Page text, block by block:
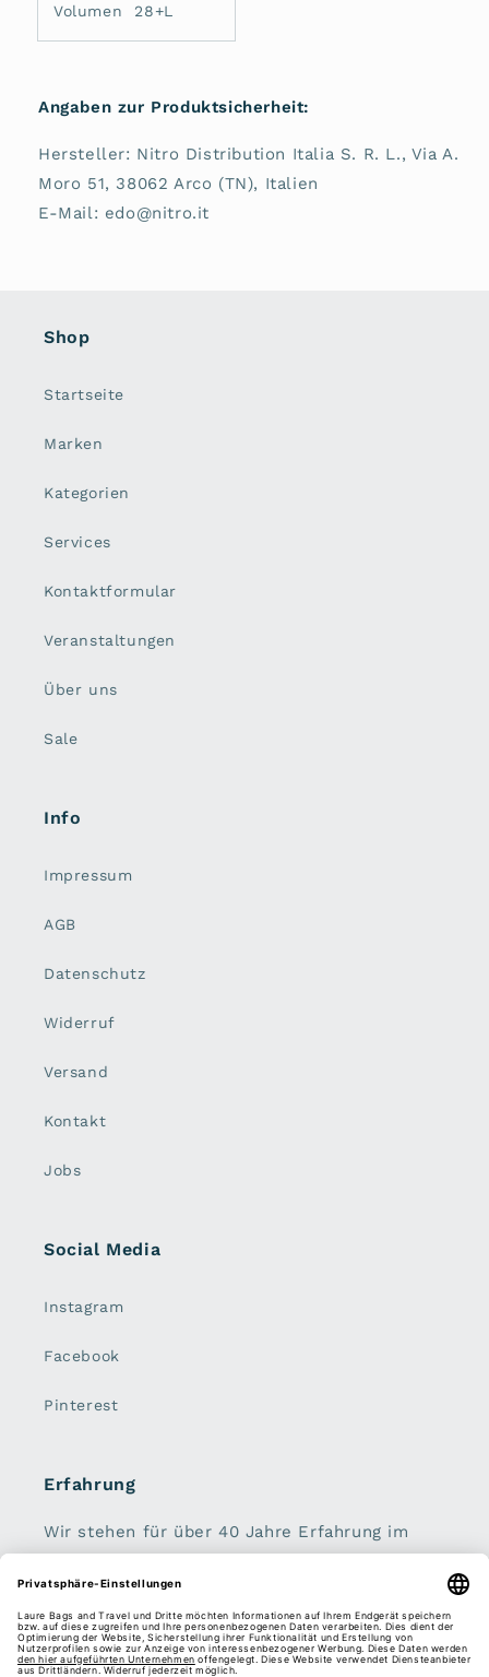
Volumen 28+L
Angaben zur Produktsicherheit:
Hersteller: Nitro Distribution Italia S. R. L., Via A.
Moro 51, 38062 Arco (TN), Italien
E-Mail: edo@nitro.it
Shop
Startseite
Marken
Kategorien
Services
Kontaktformular
Veranstaltungen
Über uns
Sale
Info
Impressum
AGB
Datenschutz
Widerruf
Versand
Kontakt
Jobs
Social Media
Instagram
Facebook
Pinterest
Erfahrung
Wir stehen für über 40 Jahre Erfahrung im
Handtaschen, Geldbörsen, Koffer, Rucksäcke
und Schirme sind unser zu Hause.